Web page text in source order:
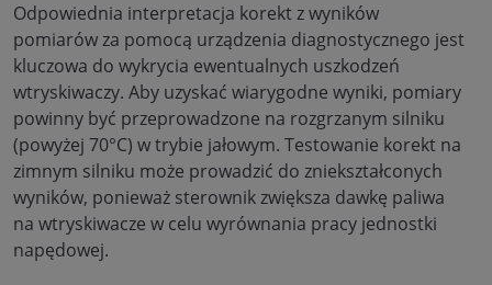
Odpowiednia interpretacja korekt z wyników
pomiarów za pomocą urządzenia diagnostycznego jest
kluczowa do wykrycia ewentualnych uszkodzeń
wtryskiwaczy. Aby uzyskać wiarygodne wyniki, pomiary
powinny być przeprowadzone na rozgrzanym silniku
(powyżej 70°C) w trybie jałowym. Testowanie korekt na
zimnym silniku może prowadzić do zniekształconych
wyników, ponieważ sterownik zwiększa dawkę paliwa
na wtryskiwacze w celu wyrównania pracy jednostki
napędowej.